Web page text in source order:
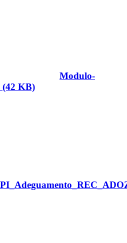
Modulo-
(42 KB)